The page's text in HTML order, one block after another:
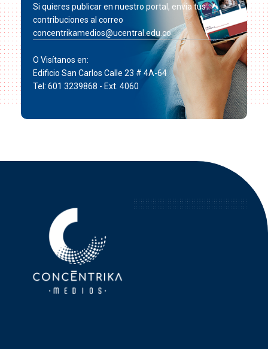
Si quieres publicar en nuestro portal, envía tus
contribuciones al correo
concentrikamedios@ucentral.edu.co
O Visítanos en:
Edificio San Carlos Calle 23 # 4A-64
Tel: 601 3239868 - Ext. 4060